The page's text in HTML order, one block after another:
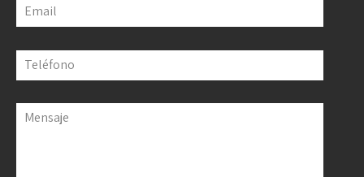
Email
Teléfono
Mensaje